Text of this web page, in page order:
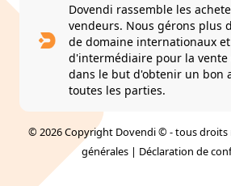
Dovendi rassemble les
vendeurs. Nous gérons plus
de domaine internationaux
d'intermédiaire pour la vente
dans le but d'obtenir un bon
toutes les parties.
© 2026 Copyright Dovendi © - tous droits
générales | Déclaration de